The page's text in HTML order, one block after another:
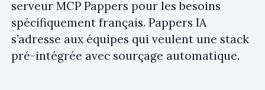
serveur MCP Pappers pour les besoins
spécifiquement français. Pappers IA
s’adresse aux équipes qui veulent une stack
pré-intégrée avec sourçage automatique.